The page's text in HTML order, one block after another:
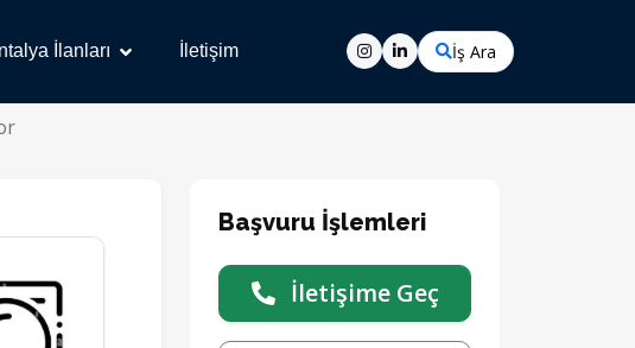
İlanları İletişim İş Ara
Başvuru İşlemleri
İletişime Geç